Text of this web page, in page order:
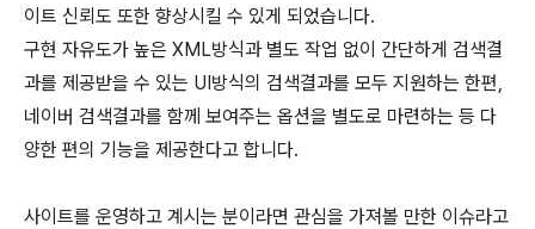
이트 신뢰도 또한 향상시킬 수 있게 되었습니다.
구현 자유도가 높은 XML방식과 별도 작업 없이 간단하게 검색결
과를 제공받을 수 있는 UI방식의 검색결과를 모두 지원하는 한편,
네이버 검색결과를 함께 보여주는 옵션을 별도로 마련하는 등 다
양한 편의 기능을 제공한다고 합니다.
사이트를 운영하고 계시는 분이라면 관심을 가져볼 만한 이슈라고